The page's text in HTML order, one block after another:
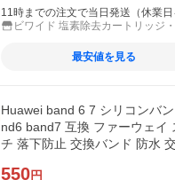
11時までの注文で当日発送（休業日
ビワイド 塩素除去カートリッジ
最安値を見る
Huawei band 6 7 シリコンバ
nd6 band7 互換 ファーウェイ
チ 落下防止 交換バンド 防水
550円